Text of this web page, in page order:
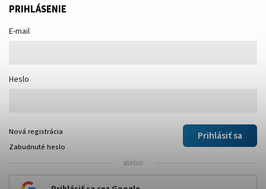
PRIHLÁSENIE
E-mail
Heslo
Prihlásiť sa
Nová registrácia
Zabudnuté heslo
alebo